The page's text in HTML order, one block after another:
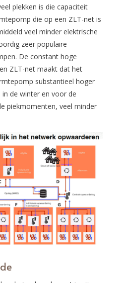
plekken is die capaciteit
die op een ZLT-net is
veel minder elektrische
zeer populaire
De constant hoge
ZLT-net maakt dat het
substantieel hoger
de winter en voor de
piekmomenten, veel minder